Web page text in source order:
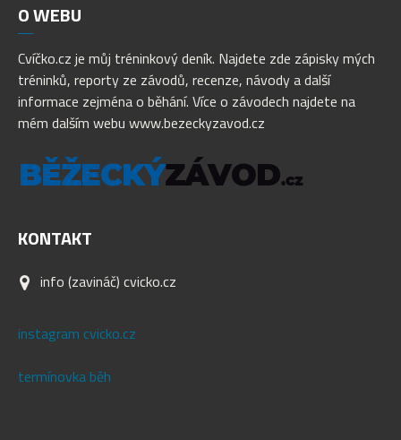
OWEBU
Cvíčko.cz je můj tréninkový deník. Najdete zde zápisky mých
tréninků, reporty ze závodů, recenze, návody a další
informace zejména o běhání. Více o závodech najdete na
mém dalším webu www.bezeckyzavod.cz
KONTAKT
info (zavináč) cvicko.cz
instagram cvicko.cz
termínovka běh